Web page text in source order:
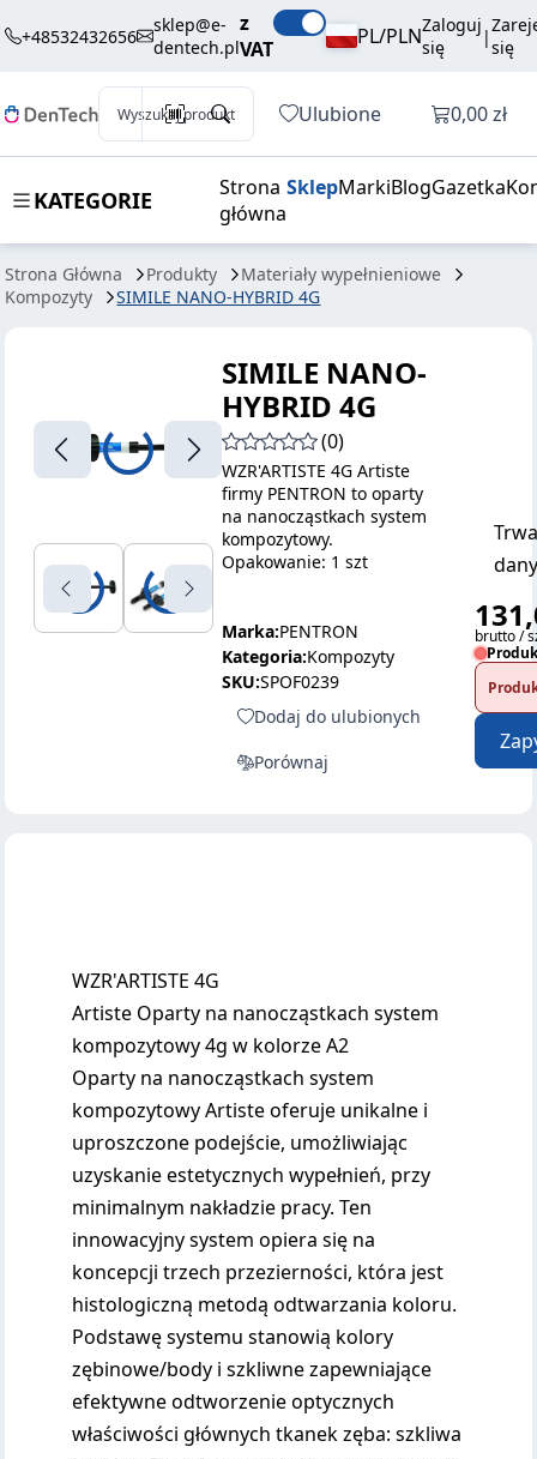
+48532432656
sklep@e-
dentech.pl
z
VAT
PL/PLNZaloguj
się
|się
Wyszukaj produkt Ulubione Otwórz
0,00 zł
KATEGORIE
Strona
główna
SklepMarkiBlogGazetka
Strona Główna Produkty
Materiały wypełnieniowe
Kompozyty
SIMILE NANO-HYBRID 4G
HYBRID 4G
brutto / szt.
SIMILE NANO-
HYBRID 4G
(0)
WZR'ARTISTE 4G Artiste
firmy PENTRON to oparty
na nanocząstkach system
kompozytowy.
Opakowanie: 1 szt
Marka:PENTRON
Kategoria:Kompozyty
SKU:SPOF0239
Dodaj do ulubionych
Porównaj
brutto /
WZR'ARTISTE 4G
Artiste Oparty na nanocząstkach system
kompozytowy 4g w kolorze A2
Oparty na nanocząstkach system
kompozytowy Artiste oferuje unikalne i
uproszczone podejście, umożliwiając
uzyskanie estetycznych wypełnień, przy
minimalnym nakładzie pracy. Ten
innowacyjny system opiera się na
koncepcji trzech przezierności, która jest
histologiczną metodą odtwarzania koloru.
Podstawę systemu stanowią kolory
zębinowe/body i szkliwne zapewniające
efektywne odtworzenie optycznych
właściwości głównych tkanek zęba: szkliwa